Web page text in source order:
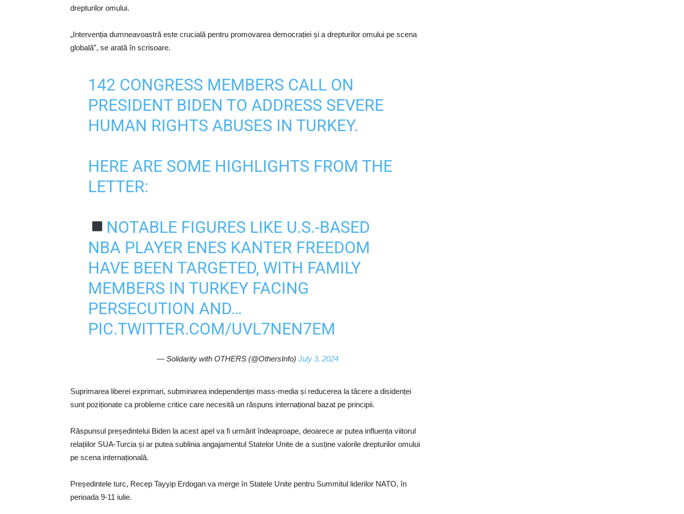
drepturilor omului.
„Intervenția dumneavoastră este crucială pentru promovarea democrației și a drepturilor omului pe scena
globală”, se arată în scrisoare.
142 CONGRESS MEMBERS CALL ON
PRESIDENT BIDEN TO ADDRESS SEVERE
HUMAN RIGHTS ABUSES IN TURKEY.
HERE ARE SOME HIGHLIGHTS FROM THE
LETTER:
NOTABLE FIGURES LIKE U.S.-BASED
NBA PLAYER ENES KANTER FREEDOM
HAVE BEEN TARGETED, WITH FAMILY
MEMBERS IN TURKEY FACING
PERSECUTION AND…
PIC.TWITTER.COM/UVL7NEN7EM
— Solidarity with OTHERS (@OthersInfo) July 3, 2024
Suprimarea liberei exprimari, subminarea independenței mass-media și reducerea la tăcere a disidenței
sunt poziționate ca probleme critice care necesită un răspuns internațional bazat pe principii.
Răspunsul președintelui Biden la acest apel va fi urmărit îndeaproape, deoarece ar putea influența viitorul
relațiilor SUA-Turcia și ar putea sublinia angajamentul Statelor Unite de a susține valorile drepturilor omului
pe scena internațională.
Președintele turc, Recep Tayyip Erdogan va merge în Statele Unite pentru Summitul liderilor NATO, în
perioada 9-11 iulie.